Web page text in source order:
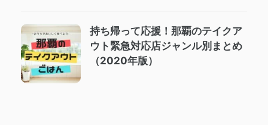
持ち帰って応援！那覇のテイクア
ウト緊急対応店ジャンル別まとめ
（2020年版）